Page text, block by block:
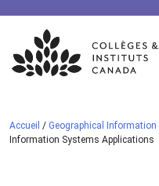
Skip
content
Accueil / Geographical
Information Systems Applications